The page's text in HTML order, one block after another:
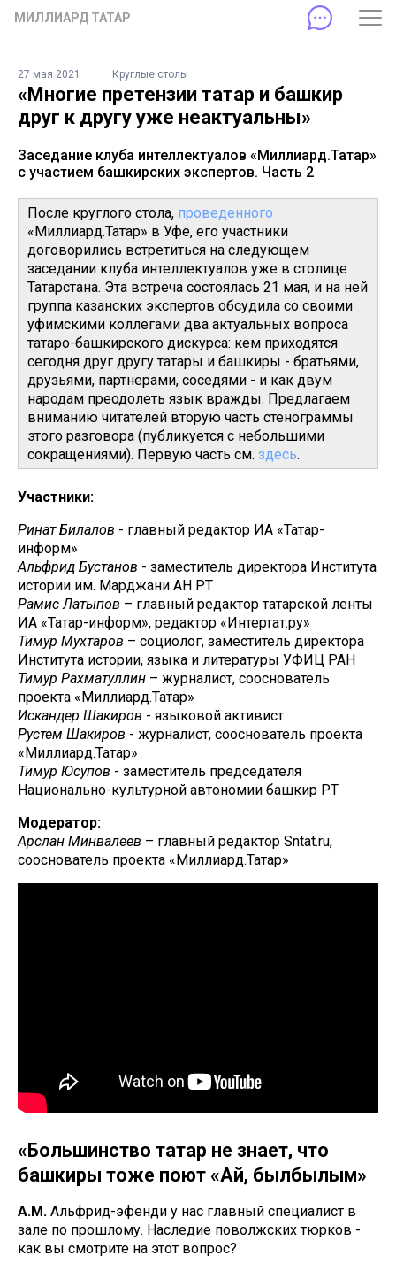
МИЛЛИАРД ТАТАР
27 мая 2021 Круглые столы
«Многие претензии татар и башкир
друг к другу уже неактуальны»
Заседание клуба интеллектуалов «Миллиард.Татар»
с участием башкирских экспертов. Часть 2
После круглого стола, проведенного
«Миллиард.Татар» в Уфе, его участники
договорились встретиться на следующем
заседании клуба интеллектуалов уже в столице
Татарстана. Эта встреча состоялась 21 мая, и на ней
группа казанских экспертов обсудила со своими
уфимскими коллегами два актуальных вопроса
татаро-башкирского дискурса: кем приходятся
сегодня друг другу татары и башкиры - братьями,
друзьями, партнерами, соседями - и как двум
народам преодолеть язык вражды. Предлагаем
вниманию читателей вторую часть стенограммы
этого разговора (публикуется с небольшими
сокращениями). Первую часть см. здесь.
Участники:
Ринат Билалов - главный редактор ИА «Татар-
информ»
Альфрид Бустанов - заместитель директора Института
истории им. Марджани АН РТ
Рамис Латыпов – главный редактор татарской ленты
ИА «Татар-информ», редактор «Интертат.ру»
Тимур Мухтаров – социолог, заместитель директора
Института истории, языка и литературы УФИЦ РАН
Тимур Рахматуллин – журналист, сооснователь
проекта «Миллиард.Татар»
Искандер Шакиров - языковой активист
Рустем Шакиров - журналист, сооснователь проекта
«Миллиард.Татар»
Тимур Юсупов - заместитель председателя
Национально-культурной автономии башкир РТ
Модератор:
Арслан Минвалеев – главный редактор Sntat.ru,
сооснователь проекта «Миллиард.Татар»
«Большинство татар не знает, что
башкиры тоже поют «Ай, былбылым»
А.М. Альфрид-эфенди у нас главный специалист в
зале по прошлому. Наследие поволжских тюрков -
как вы смотрите на этот вопрос?